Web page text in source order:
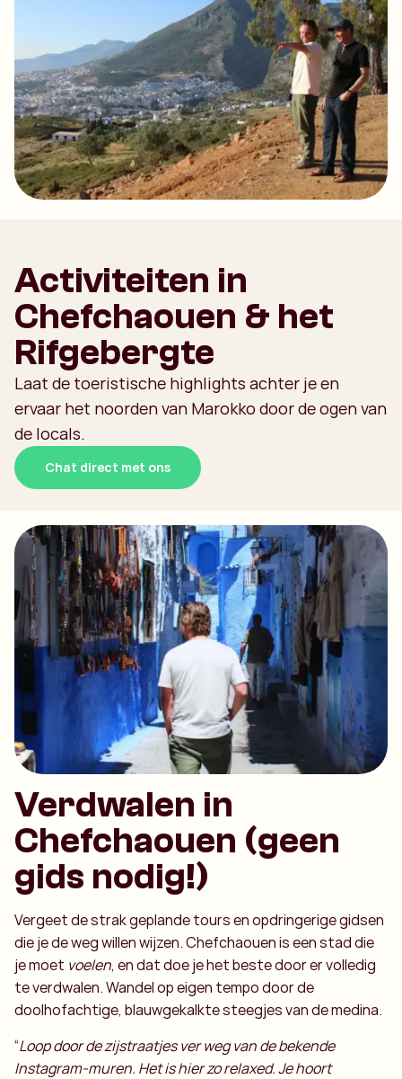
Activiteiten in
Chefchaouen & het
Rifgebergte
Laat de toeristische highlights achter je en
ervaar het noorden van Marokko door de ogen van
de locals.
Chat direct met ons
Verdwalen in
Chefchaouen (geen
gids nodig!)
Vergeet de strak geplande tours en opdringerige gidsen
die je de weg willen wijzen. Chefchaouen is een stad die
je moet voelen, en dat doe je het beste door er volledig
te verdwalen. Wandel op eigen tempo door de
doolhofachtige, blauwgekalkte steegjes van de medina.
“Loop door de zijstraatjes ver weg van de bekende
Instagram-muren. Het is hier zo relaxed. Je hoort